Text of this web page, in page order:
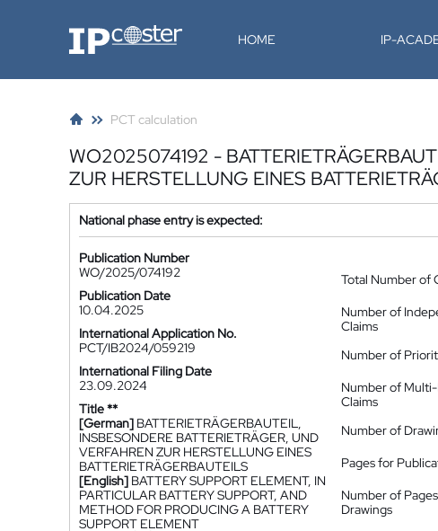
IP-Coster HOME IP-
PCT calculation
WO2025074192 -
ZUR HERSTELLUNG EINES
National phase entry is expected:
Publication Number
WO/2025/074192
Publication Date
10.04.2025
International Application No.
PCT/IB2024/059219
International Filing Date
23.09.2024
Title **
[German] BATTERIETRÄGERBAUTEIL,
INSBESONDERE BATTERIETRÄGER, UND
VERFAHREN ZUR HERSTELLUNG EINES
BATTERIETRÄGERBAUTEILS
[English] BATTERY SUPPORT ELEMENT, IN
PARTICULAR BATTERY SUPPORT, AND
METHOD FOR PRODUCING A BATTERY
SUPPORT ELEMENT
Total Number of
Number of
Claims
Number of
Number of
Claims
Number of
Pages for
Number of
Drawings